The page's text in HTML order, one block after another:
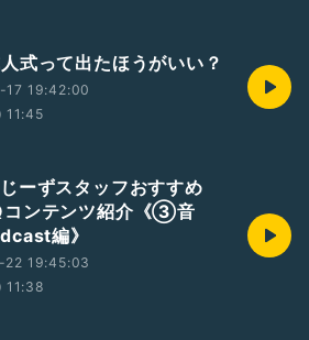
式って出たほうがいい？
17 19:42:00
11:45
ーずスタッフおすすめ
コンテンツ紹介《③音
編》
22 19:45:03
11:38